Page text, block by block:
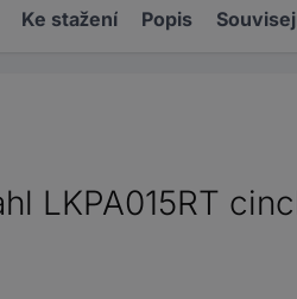
Ke stažení Popis
LKPA015RT